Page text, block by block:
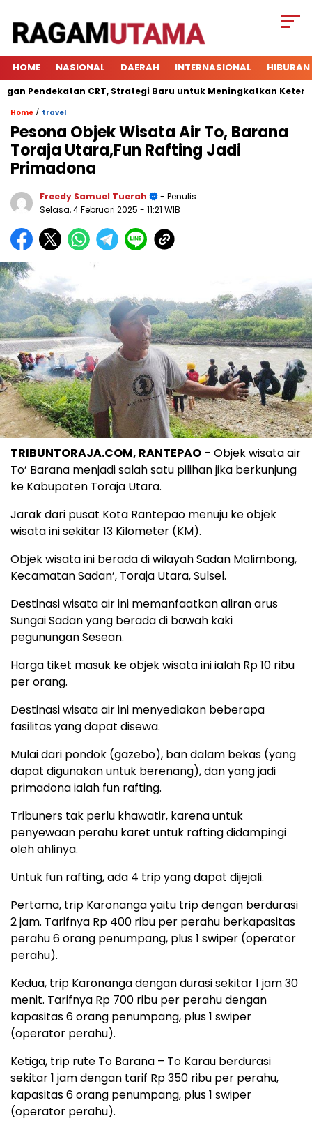
HOME NASIONAL DAERAH INTERNASIONAL HIBURAN
Pendekatan CRT, Strategi Baru untuk Meningkatkan
Home / travel
Pesona Objek Wisata Air To, Barana
Toraja Utara,Fun Rafting Jadi
Primadona
Freedy Samuel Tuerah
- Penulis
Selasa, 4 Februari 2025 - 11:21 WIB
TRIBUNTORAJA.COM, RANTEPAO – Objek wisata air
To’ Barana menjadi salah satu pilihan jika berkunjung
ke Kabupaten Toraja Utara.
Jarak dari pusat Kota Rantepao menuju ke objek
wisata ini sekitar 13 Kilometer (KM).
Objek wisata ini berada di wilayah Sadan Malimbong,
Kecamatan Sadan’, Toraja Utara, Sulsel.
Destinasi wisata air ini memanfaatkan aliran arus
Sungai Sadan yang berada di bawah kaki
pegunungan Sesean.
Harga tiket masuk ke objek wisata ini ialah Rp 10 ribu
per orang.
Destinasi wisata air ini menyediakan beberapa
fasilitas yang dapat disewa.
Mulai dari pondok (gazebo), ban dalam bekas (yang
dapat digunakan untuk berenang), dan yang jadi
primadona ialah fun rafting.
Tribuners tak perlu khawatir, karena untuk
penyewaan perahu karet untuk rafting didampingi
oleh ahlinya.
Untuk fun rafting, ada 4 trip yang dapat dijejali.
Pertama, trip Karonanga yaitu trip dengan berdurasi
2 jam. Tarifnya Rp 400 ribu per perahu berkapasitas
perahu 6 orang penumpang, plus 1 swiper (operator
perahu).
Kedua, trip Karonanga dengan durasi sekitar 1 jam 30
menit. Tarifnya Rp 700 ribu per perahu dengan
kapasitas 6 orang penumpang, plus 1 swiper
(operator perahu).
Ketiga, trip rute To Barana – To Karau berdurasi
sekitar 1 jam dengan tarif Rp 350 ribu per perahu,
kapasitas 6 orang penumpang, plus 1 swiper
(operator perahu).